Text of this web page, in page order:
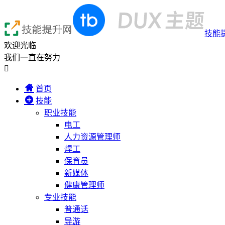
技能
欢迎光临
我们一直在努力

首页
技能
职业技能
电工
人力资源管理师
焊工
保育员
新媒体
健康管理师
专业技能
普通话
导游